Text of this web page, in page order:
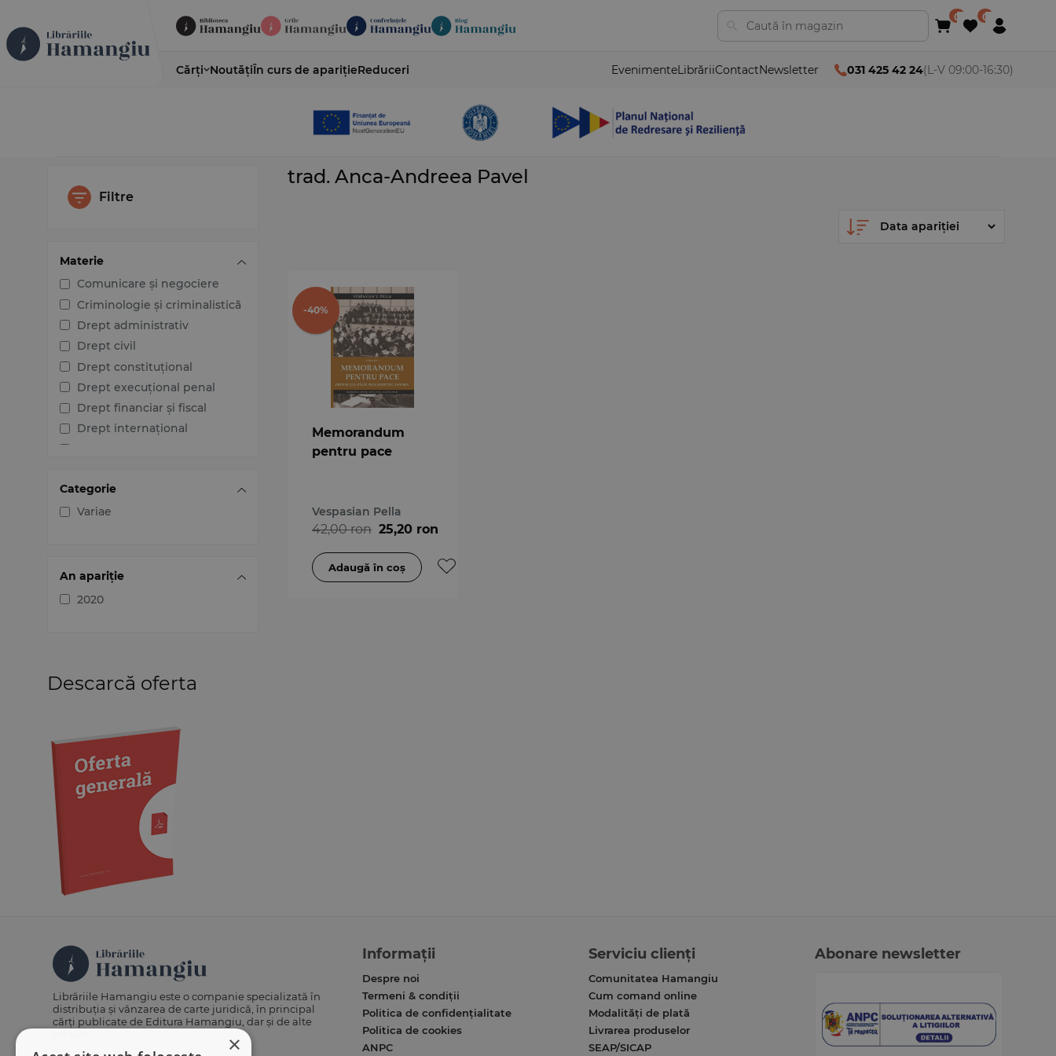
Cărți NoutățiÎn curs de aparițieReduceri EvenimenteLibrăriiContactNewsletter 031 425 42 24(L-V 09:00-16:30)
Filtre
Materie
Comunicare și negociere
Criminologie și criminalistică
Drept administrativ
Drept civil
Drept constituțional
Drept execuțional penal
Drept financiar și fiscal
Drept internațional
Drept procesual penal
Dreptul afacerilor
Dreptul muncii și securității
Jurisprudența instanțelor
Organizarea profesiilor
juridice
Protecția drepturilor omului
Psihologie
Teoria generală a dreptului
Categorie
Variae
An apariție
2020
Descarcă oferta
trad. Anca-Andreea Pavel
-40%
Memorandum
pentru pace
Vespasian Pella
42,00 ron 25,20 ron
×
Librăriile Hamangiu este o companie specializată în
distribuția și vânzarea de carte juridică, în principal
cărți publicate de Editura Hamangiu, dar și de alte
Informații
Despre noi
Termeni & condiții
Politica de confidențialitate
Politica de cookies
ANPC
Serviciu clienți
Comunitatea Hamangiu
Cum comand online
Modalități de plată
Livrarea produselor
SEAP/SICAP
Abonare newsletter